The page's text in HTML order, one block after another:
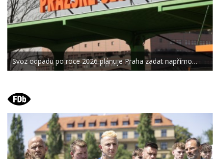
Svoz odpadu po roce 2026 plánuje Praha zadat napřímo…